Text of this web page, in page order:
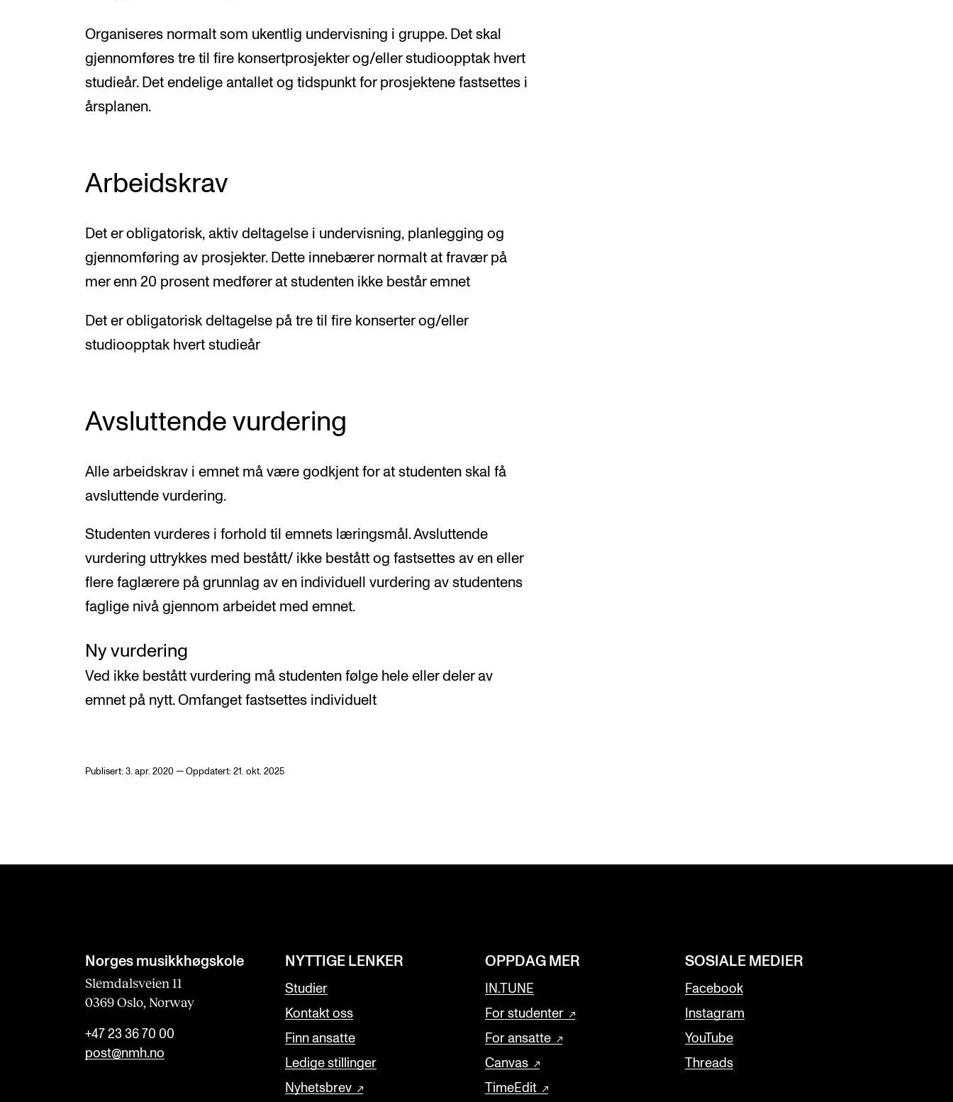
Organiseres normalt som ukentlig undervisning i gruppe. Det skal
gjennomføres tre til fire konsertprosjekter og/eller studioopptak hvert
studieår. Det endelige antallet og tidspunkt for prosjektene fastsettes i
årsplanen.
Arbeidskrav
Det er obligatorisk, aktiv deltagelse i undervisning, planlegging og
gjennomføring av prosjekter. Dette innebærer normalt at fravær på
mer enn 20 prosent medfører at studenten ikke består emnet
Det er obligatorisk deltagelse på tre til fire konserter og/eller
studioopptak hvert studieår
Avsluttende vurdering
Alle arbeidskrav i emnet må være godkjent for at studenten skal få
avsluttende vurdering.
Studenten vurderes i forhold til emnets læringsmål. Avsluttende
vurdering uttrykkes med bestått/ ikke bestått og fastsettes av en eller
flere faglærere på grunnlag av en individuell vurdering av studentens
faglige nivå gjennom arbeidet med emnet.
Ny vurdering
Ved ikke bestått vurdering må studenten følge hele eller deler av
emnet på nytt. Omfanget fastsettes individuelt
Publisert: 3. apr. 2020 — Oppdatert: 21. okt. 2025
Norges musikk­høgskole
Slemdalsveien 11
0369 Oslo, Norway
+47 23 36 70 00
post@nmh.no
NYTTIGE LENKER
Studier
Kontakt oss
Finn ansatte
Ledige stillinger
Nyhetsbrev
OPPDAG MER
IN.TUNE
For studenter
For ansatte
Canvas
TimeEdit
SOSIALE MEDIER
Facebook
Instagram
YouTube
Threads